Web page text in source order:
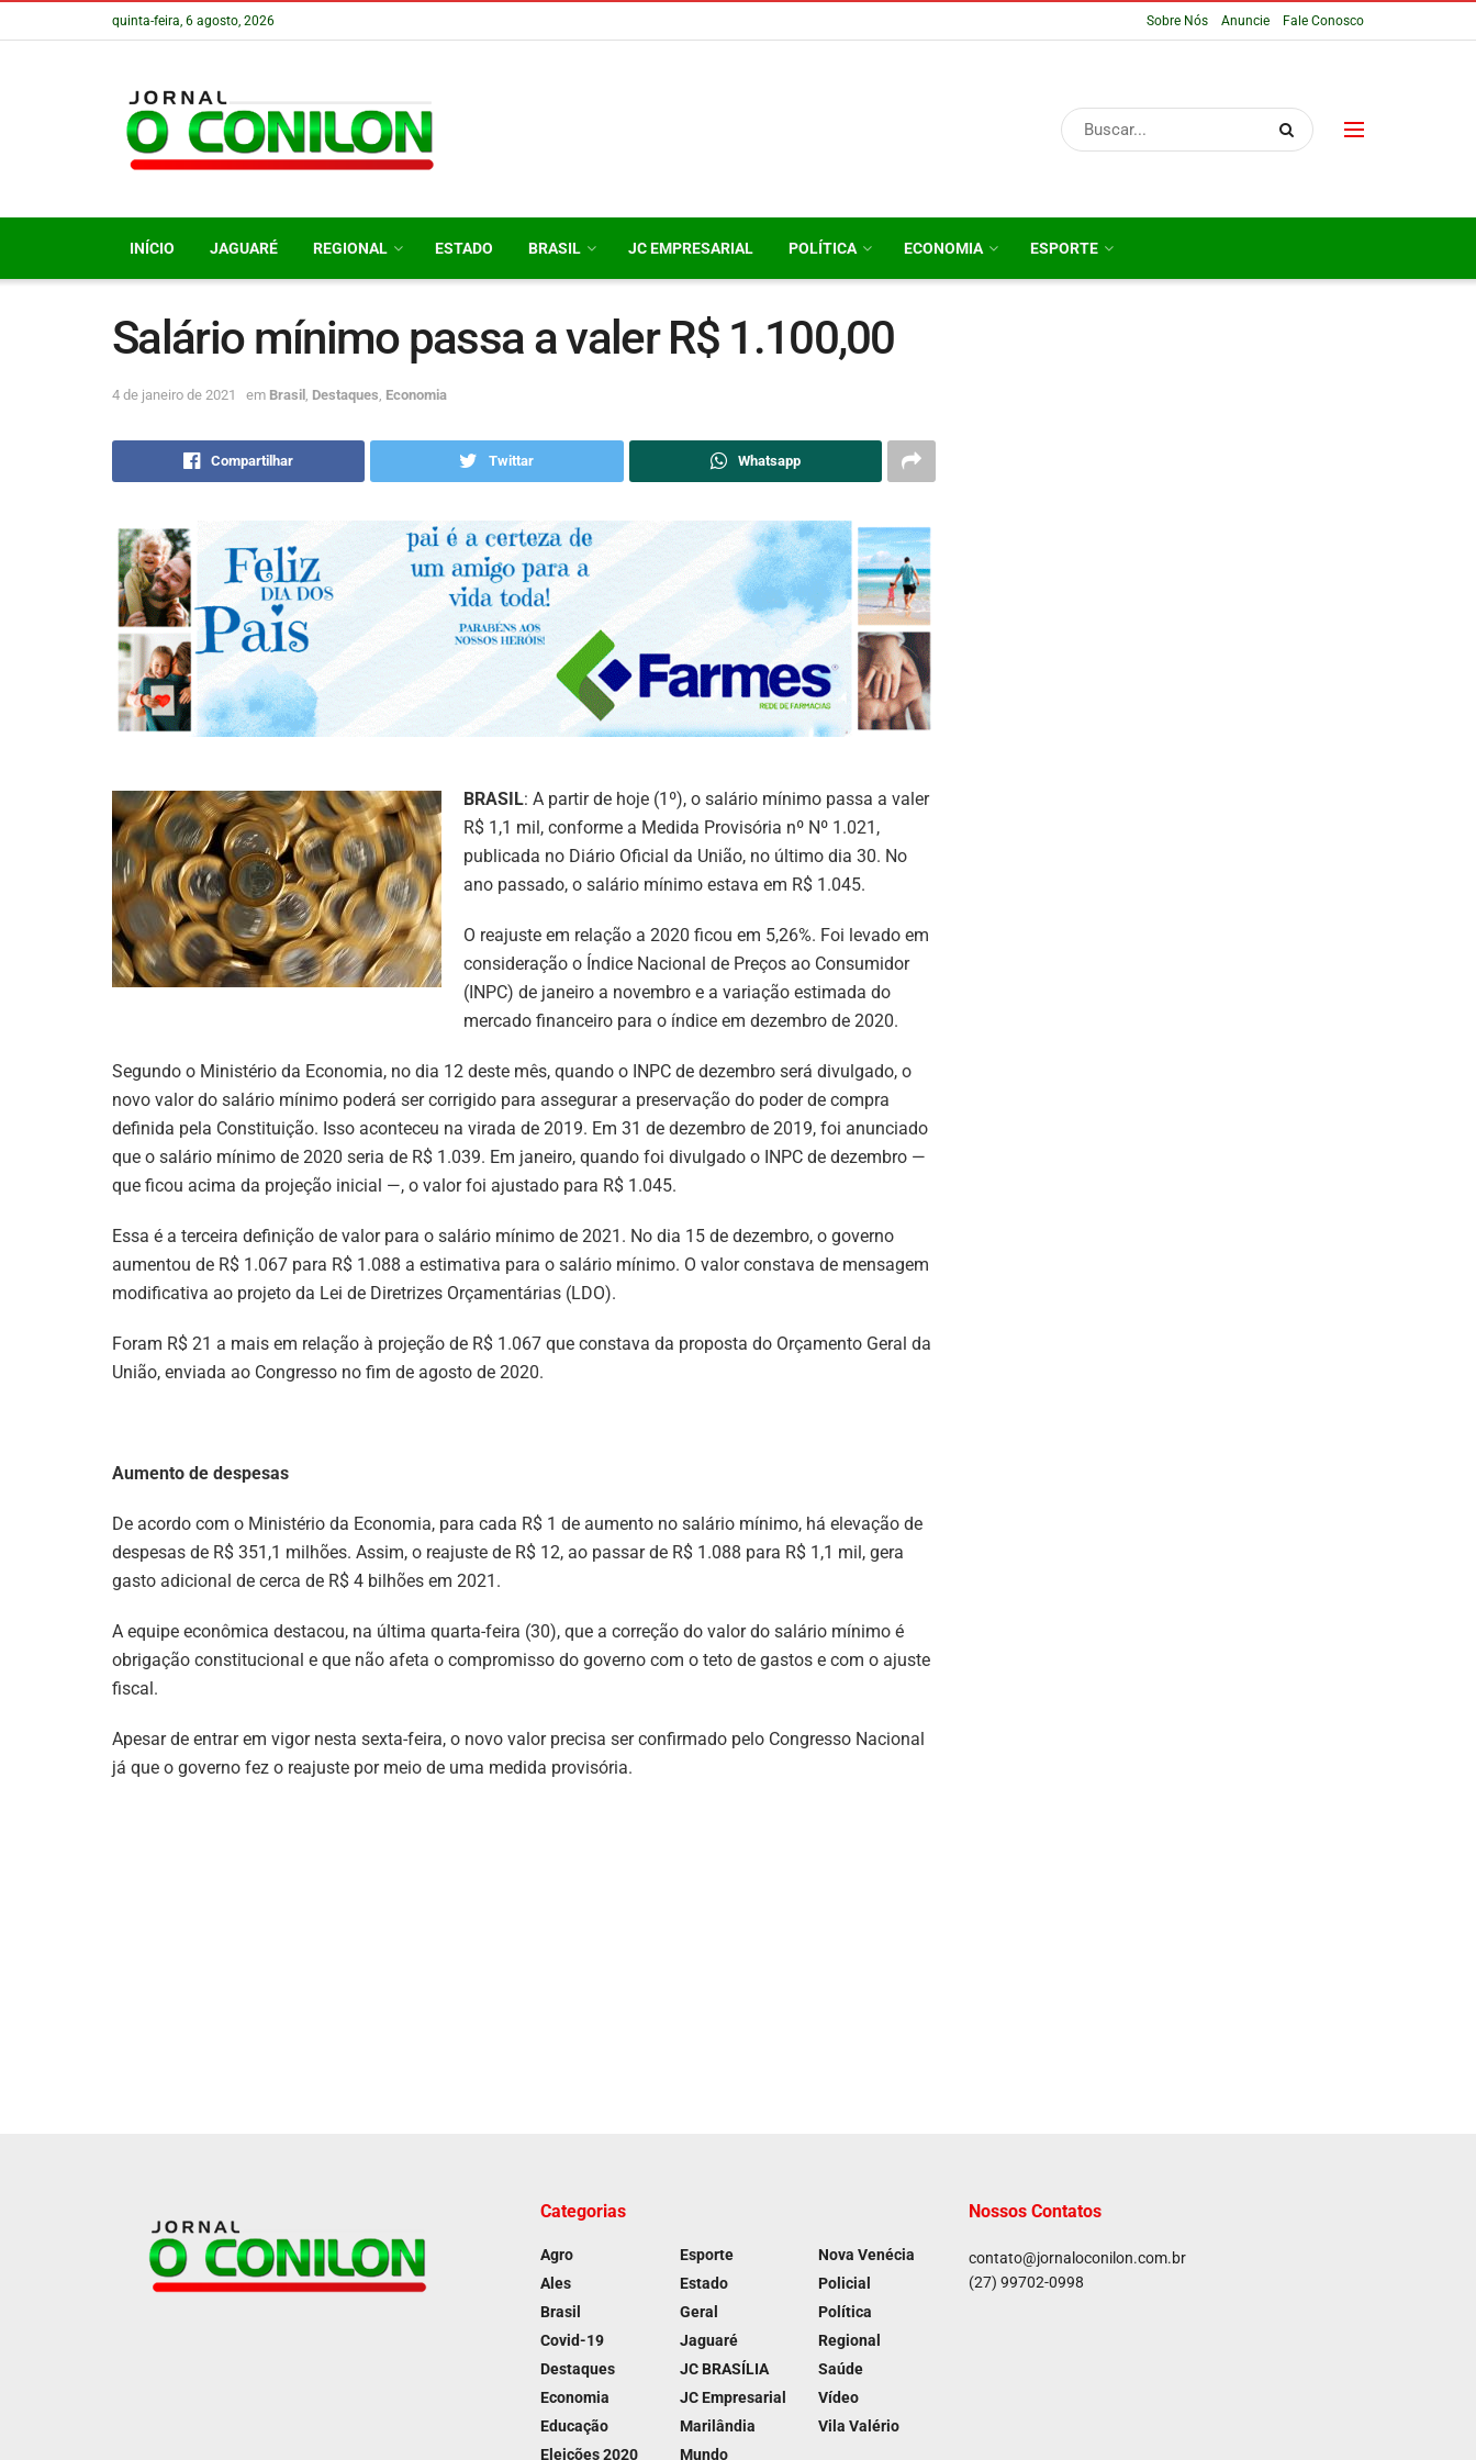
quinta-feira, 6 agosto, 2026 Sobre Nós Anuncie Fale Conosco
INÍCIO JAGUARÉ REGIONAL ESTADO BRASIL JC EMPRESARIAL POLÍTICA ECONOMIA ESPORTE
Salário mínimo passa a valer R$ 1.100,00
4 de janeiro de 2021 em Brasil Destaques Economia
Compartilhar Twittar Whatsapp
BRASIL: A partir de hoje (1º), o salário mínimo passa a valer
R$ 1,1 mil, conforme a Medida Provisória nº Nº 1.021,
publicada no Diário Oficial da União, no último dia 30. No
ano passado, o salário mínimo estava em R$ 1.045.
O reajuste em relação a 2020 ficou em 5,26%. Foi levado em
consideração o Índice Nacional de Preços ao Consumidor
(INPC) de janeiro a novembro e a variação estimada do
mercado financeiro para o índice em dezembro de 2020.
Segundo o Ministério da Economia, no dia 12 deste mês, quando o INPC de dezembro será divulgado, o
novo valor do salário mínimo poderá ser corrigido para assegurar a preservação do poder de compra
definida pela Constituição. Isso aconteceu na virada de 2019. Em 31 de dezembro de 2019, foi anunciado
que o salário mínimo de 2020 seria de R$ 1.039. Em janeiro, quando foi divulgado o INPC de dezembro —
que ficou acima da projeção inicial —, o valor foi ajustado para R$ 1.045.
Essa é a terceira definição de valor para o salário mínimo de 2021. No dia 15 de dezembro, o governo
aumentou de R$ 1.067 para R$ 1.088 a estimativa para o salário mínimo. O valor constava de mensagem
modificativa ao projeto da Lei de Diretrizes Orçamentárias (LDO).
Foram R$ 21 a mais em relação à projeção de R$ 1.067 que constava da proposta do Orçamento Geral da
União, enviada ao Congresso no fim de agosto de 2020.
Aumento de despesas
De acordo com o Ministério da Economia, para cada R$ 1 de aumento no salário mínimo, há elevação de
despesas de R$ 351,1 milhões. Assim, o reajuste de R$ 12, ao passar de R$ 1.088 para R$ 1,1 mil, gera
gasto adicional de cerca de R$ 4 bilhões em 2021.
A equipe econômica destacou, na última quarta-feira (30), que a correção do valor do salário mínimo é
obrigação constitucional e que não afeta o compromisso do governo com o teto de gastos e com o ajuste
fiscal.
Apesar de entrar em vigor nesta sexta-feira, o novo valor precisa ser confirmado pelo Congresso Nacional
já que o governo fez o reajuste por meio de uma medida provisória.
Categorias
Agro
Ales
Brasil
Covid-19
Destaques
Economia
Educação
Eleições 2020
Esporte
Estado
Geral
Jaguaré
JC BRASÍLIA
JC Empresarial
Marilândia
Mundo
Nova Venécia
Policial
Política
Regional
Saúde
Vídeo
Vila Valério
Nossos Contatos
contato@jornaloconilon.com.br
(27) 99702-0998